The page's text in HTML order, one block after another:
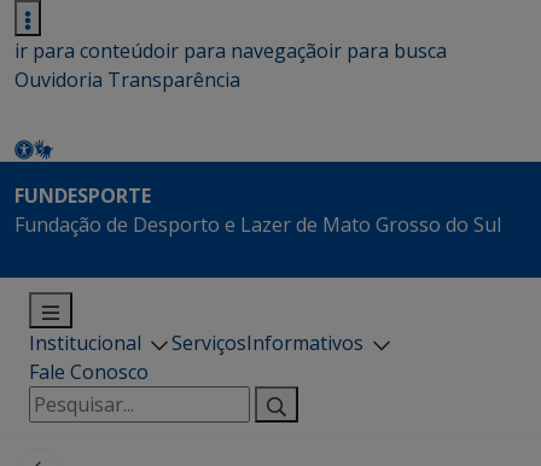
ir para conteúdoir para navegaçãoir para busca
Ouvidoria Transparência
FUNDESPORTE
Fundação de Desporto e Lazer de Mato Grosso do Sul
Institucional ServiçosInformativos
Fale Conosco
Pesquisar
por: